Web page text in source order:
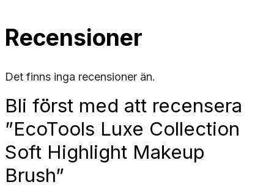
Recensioner
Det finns inga recensioner än.
Bli först med att recensera
”EcoTools Luxe Collection
Soft Highlight Makeup
Brush”